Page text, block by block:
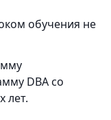
обучения не
DBA со
лет.